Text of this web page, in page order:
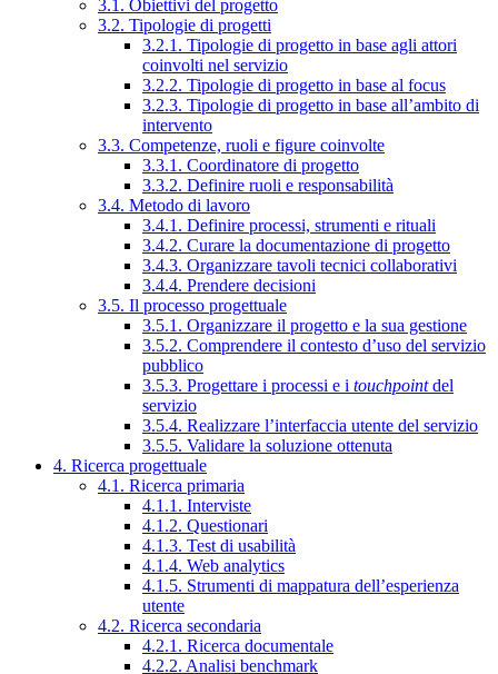
3.1. Obiettivi del progetto
3.2. Tipologie di progetti
3.2.1. Tipologie di progetto in base agli attori
coinvolti nel servizio
3.2.2. Tipologie di progetto in base al focus
3.2.3. Tipologie di progetto in base all’ambito di
intervento
3.3. Competenze, ruoli e figure coinvolte
3.3.1. Coordinatore di progetto
3.3.2. Definire ruoli e responsabilità
3.4. Metodo di lavoro
3.4.1. Definire processi, strumenti e rituali
3.4.2. Curare la documentazione di progetto
3.4.3. Organizzare tavoli tecnici collaborativi
3.4.4. Prendere decisioni
3.5. Il processo progettuale
3.5.1. Organizzare il progetto e la sua gestione
3.5.2. Comprendere il contesto d’uso del servizio
pubblico
3.5.3. Progettare i processi e i touchpointdel
servizio
3.5.4. Realizzare l’interfaccia utente del servizio
3.5.5. Validare la soluzione ottenuta
4. Ricerca progettuale
4.1. Ricerca primaria
4.1.1. Interviste
4.1.2. Questionari
4.1.3. Test di usabilità
4.1.4. Web analytics
4.1.5. Strumenti di mappatura dell’esperienza
utente
4.2. Ricerca secondaria
4.2.1. Ricerca documentale
4.2.2. Analisi benchmark